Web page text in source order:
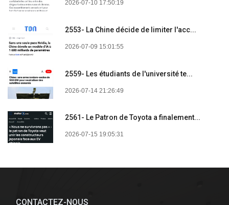
2026-07-10 17:50:19
2553- La Chine décide de limiter l'acc...
2026-07-09 15:01:55
2559- Les étudiants de l'université te...
2026-07-14 21:26:49
2561- Le Patron de Toyota a finalement...
2026-07-15 19:05:31
CONTACTEZ-NOUS